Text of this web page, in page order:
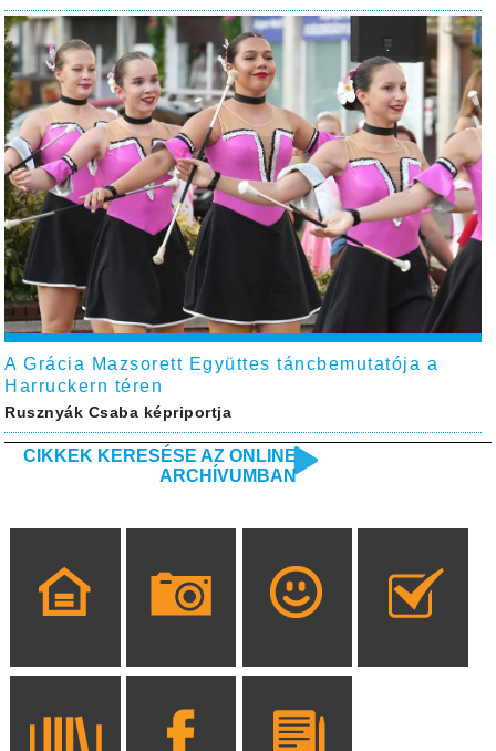
A Grácia Mazsorett Együttes táncbemutatója a
Harruckern téren
Rusznyák Csaba képriportja
CIKKEK KERESÉSE AZ ONLINE
ARCHÍVUMBAN